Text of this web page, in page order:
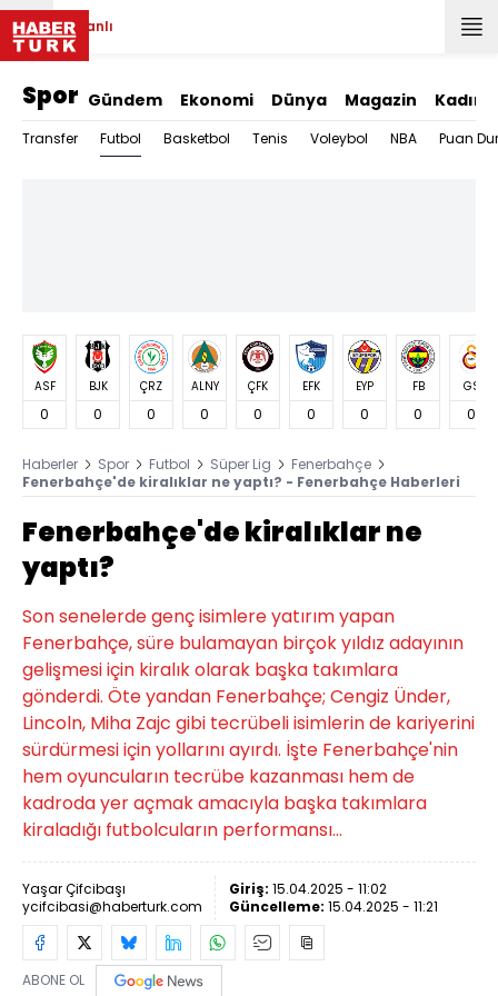
Canlı
Spor Gündem Ekonomi Dünya Magazin Kadın
Transfer Futbol Basketbol Tenis Voleybol NBA Puan
ASF
0
BJK
0
ÇRZ
0
ALNY
0
ÇFK
0
EFK
0
EYP
0
FB
0
GS
0
Haberler Spor Futbol Süper Lig
Fenerbahçe
Fenerbahçe'de kiralıklar ne yaptı? - Fenerbahçe Haberleri
Fenerbahçe'de kiralıklar ne
yaptı?
Son senelerde genç isimlere yatırım yapan
Fenerbahçe, süre bulamayan birçok yıldız adayının
gelişmesi için kiralık olarak başka takımlara
gönderdi. Öte yandan Fenerbahçe; Cengiz Ünder,
Lincoln, Miha Zajc gibi tecrübeli isimlerin de kariyerini
sürdürmesi için yollarını ayırdı. İşte Fenerbahçe'nin
hem oyuncuların tecrübe kazanması hem de
kadroda yer açmak amacıyla başka takımlara
kiraladığı futbolcuların performansı...
Yaşar Çifcibaşı
ycifcibasi@haberturk.com
Giriş: 15.04.2025 - 11:02
Güncelleme: 15.04.2025 - 11:21
ABONE OL